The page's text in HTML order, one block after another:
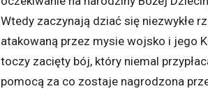
Wtedy zaczynają dziać się niezwykłe
atakowaną przez mysie wojsko i jego
toczy zacięty bój, który niemal
pomocą za co zostaje nagrodzona